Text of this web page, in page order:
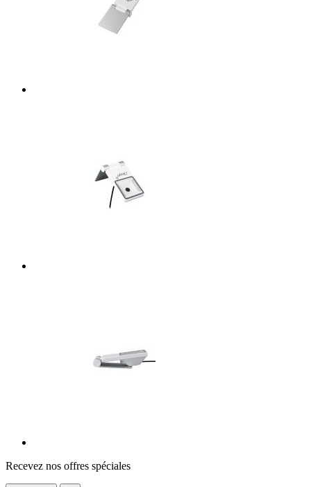
Recevez nos offres spéciales